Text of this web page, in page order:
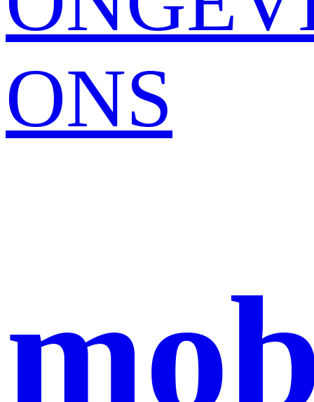
ONS